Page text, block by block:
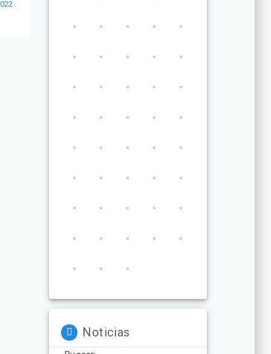
Noticias